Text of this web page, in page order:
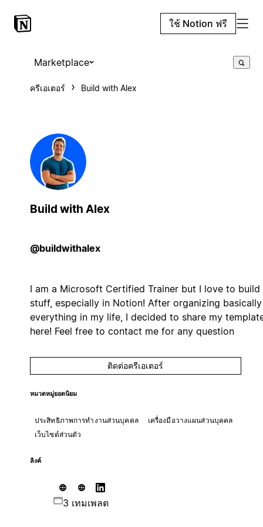
ใช้ Notion ฟรี
Marketplace
ครีเอเตอร์ Build with Alex
Build with Alex
@buildwithalex
I am a Microsoft Certified Trainer but I love to build
stuff, especially in Notion! After organizing basically
everything in my life, I decided to share my
here! Feel free to contact me for any question
ติดต่อครีเอเตอร์
หมวดหมู่ยอดนิยม
ประสิทธิภาพการทำงานส่วนบุคคล
เครื่องมือวางแผนส่วนบุคคล
เว็บไซต์ส่วนตัว
ลิงค์
3 เทมเพลต